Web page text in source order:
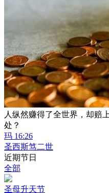
人纵然赚得了全世界，却赔
处？
玛 16:26
圣西斯笃二世
近期节日
全部
圣母升天节